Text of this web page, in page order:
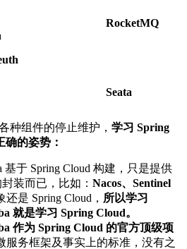
RocketMQ
Seata
种组件的停止维护， 学习 Spring
的姿势：
基于 Spring Cloud 构建，只是提供
装而已，比如： Nacos、Sentinel
是 Spring Cloud， 所以学习
就是学习 Spring Cloud。
作为 Spring Cloud 的官方顶级项
服务框架及事实上的标准，没有之